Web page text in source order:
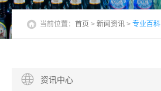
当前位置： 首页 > 新闻资讯 > 专业百科
资讯中心